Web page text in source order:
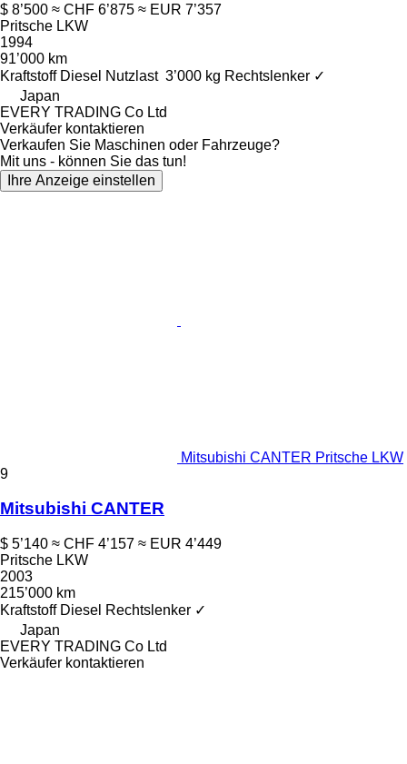
$ 8’500 ≈ CHF 6’875 ≈ EUR 7’357
Pritsche LKW
1994
91’000 km
Kraftstoff Diesel Nutzlast 3’000 kg Rechtslenker ✓
Japan
EVERY TRADING Co Ltd
Verkäufer kontaktieren
Verkaufen Sie Maschinen oder Fahrzeuge?
Mit uns - können Sie das tun!
Ihre Anzeige einstellen
Mitsubishi CANTER Pritsche LKW
9
Mitsubishi CANTER
$ 5’140 ≈ CHF 4’157 ≈ EUR 4’449
Pritsche LKW
2003
215’000 km
Kraftstoff Diesel Rechtslenker ✓
Japan
EVERY TRADING Co Ltd
Verkäufer kontaktieren